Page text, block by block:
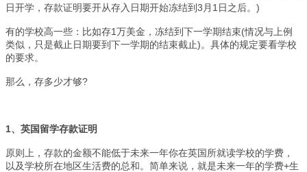
日开学，存款证明要开从存入日期开始冻结到3月1日之后。)
有的学校高一些：比如存1万美金，冻结到下一学期结束(情况与上例
类似，只是截止日期要到下一学期的结束截止)。具体的规定要看学校
的要求。
那么，存多少才够?
1、英国留学存款证明
原则上，存款的金额不能低于未来一年你在英国所就读学校的学费，
以及学校所在地区生活费的总和。简单来说，就是未来一年的学费+生